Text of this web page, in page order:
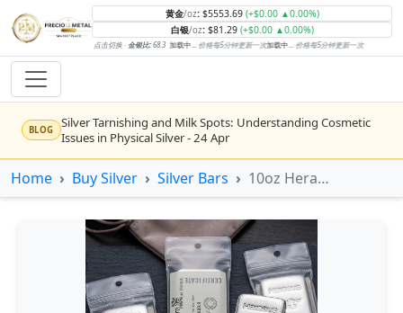
黄金/oz: $5553.69 (+$0.00 ▲0.00%)
白银/oz: $81.29 (+$0.00 ▲0.00%)
点击切换 · 金银比:68.3 加载中... 价格每5分钟更新一次加载中... 价格每5分钟更新一次
BLOG
Silver Tarnishing and Milk Spots: Understanding Cosmetic
Issues in Physical Silver - 24 Apr
NEWS
Rising inflation may push real rates lower, setting the stage
for gold's next rally - WisdomTree’s Shah (Kitco 9 Jun 2026)
Gold vs Silver: Understanding the Gold‑to‑Silver Ratio - 24
Central banks are buying more gold than expected, and
purchases will increase further through 2026 – Goldman
Sachs (Kitco - 20 May)
Home Buy Silver Silver Bars 10oz Heraeus Silver Cast Bar